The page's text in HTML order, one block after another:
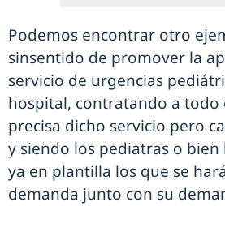
Podemos encontrar otro
sinsentido de promover la
servicio de urgencias
hospital, contratando a todo
precisa dicho servicio pero
y siendo los pediatras o
ya en plantilla los que se
demanda junto con su